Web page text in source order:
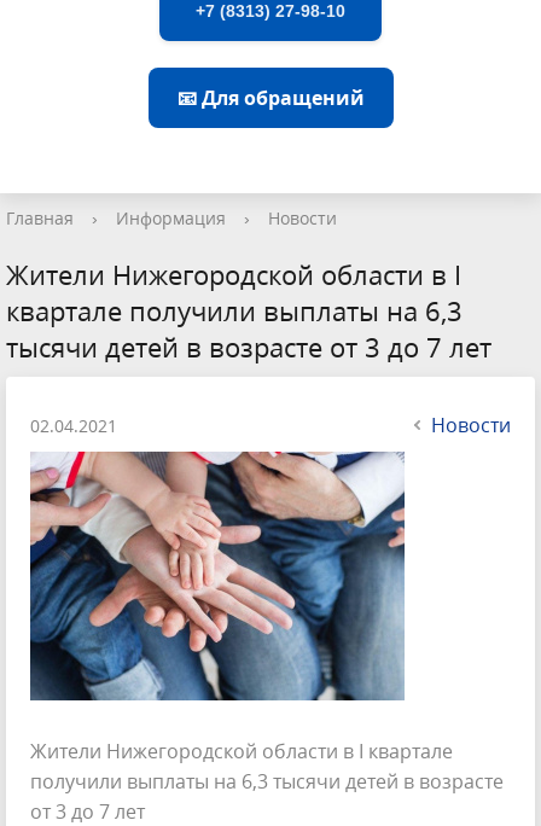
+7 (8313) 27-98-10
📧 Для обращений
Главная › Информация › Новости
Жители Нижегородской области в I
квартале получили выплаты на 6,3
тысячи детей в возрасте от 3 до 7 лет
02.04.2021 Новости
Жители Нижегородской области в I квартале
получили выплаты на 6,3 тысячи детей в возрасте
от 3 до 7 лет